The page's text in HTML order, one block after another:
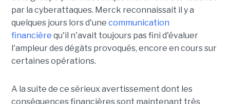
par la cyberattaques. Merck reconnaissait il y a
quelques jours lors d'une communication
financière qu'il n'avait toujours pas fini d'évaluer
l'ampleur des dégâts provoqués, encore en cours sur
certaines opérations.
A la suite de ce sérieux avertissement dont les
conséquences financières sont maintenant très